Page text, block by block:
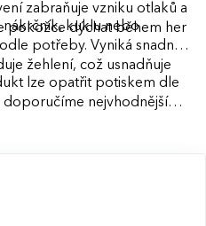
zabraňuje vzniku otlaků a
pokožce dýchat během her
nákrčník, kuklu nebo
potřeby. Vyniká snadnou
žehlení, což usnadňuje
lze opatřit potiskem dle
doporučíme nejvhodnější
na design i váš rozpočet.